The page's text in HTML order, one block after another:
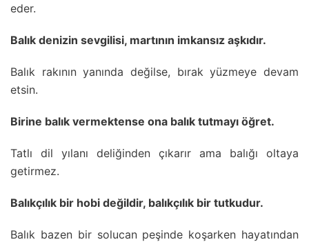
eder.
Balık denizin sevgilisi, martının imkansız aşkıdır.
Balık rakının yanında değilse, bırak yüzmeye devam
etsin.
Birine balık vermektense ona balık tutmayı öğret.
Tatlı dil yılanı deliğinden çıkarır ama balığı oltaya
getirmez.
Balıkçılık bir hobi değildir, balıkçılık bir tutkudur.
Balık bazen bir solucan peşinde koşarken hayatından